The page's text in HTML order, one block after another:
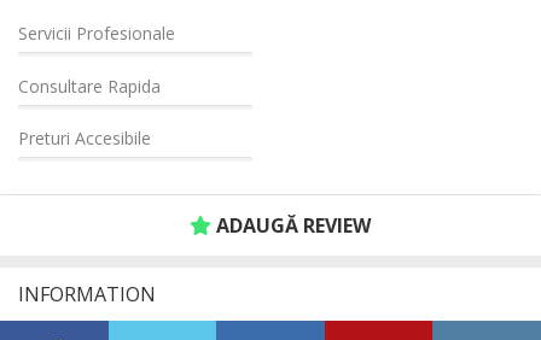
Servicii Profesionale
Consultare Rapida
Preturi Accesibile
ADAUGĂ REVIEW
INFORMATION